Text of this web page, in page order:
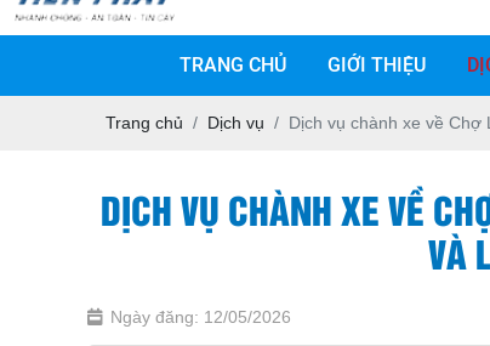
TRANG CHỦ GIỚI THIỆU
Trang chủ Dịch vụ Dịch vụ chành xe về Chợ
DỊCH VỤ CHÀNH XE VỀ
VÀ
Ngày đăng: 12/05/2026